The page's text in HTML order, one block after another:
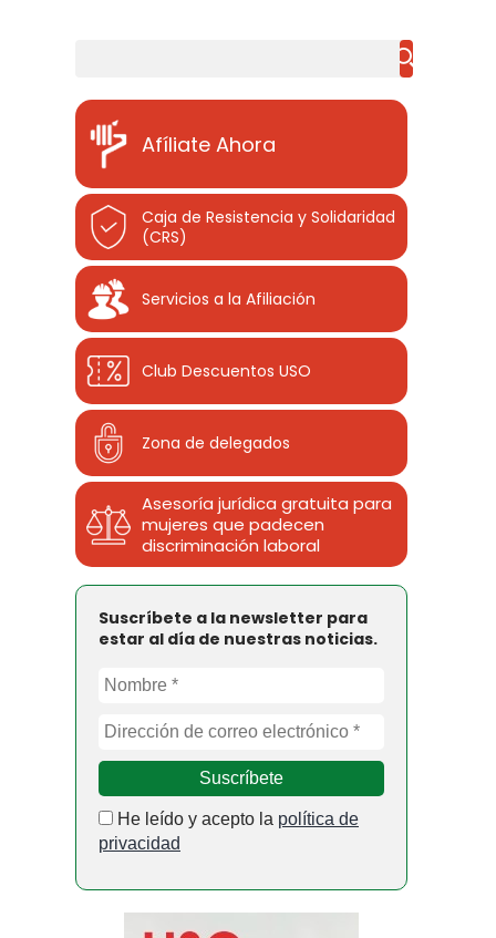
Afíliate Ahora
Caja de Resistencia y Solidaridad
(CRS)
Servicios a la Afiliación
Club Descuentos USO
Zona de delegados
Asesoría jurídica gratuita para
mujeres que padecen
discriminación laboral
Suscríbete a la newsletter para
estar al día de nuestras noticias.
He leído y acepto la política de
privacidad